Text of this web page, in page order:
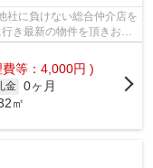
社に負けない総合仲介店を
き最新の物件を頂きお客
等：4,000円 )
金 0ヶ月
㎡